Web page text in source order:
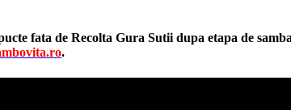
fata de Recolta Gura Sutii dupa etapa de
.